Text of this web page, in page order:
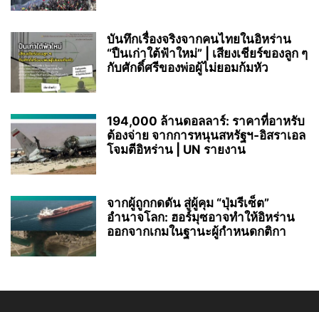
บันทึกเรื่องจริงจากคนไทยในอิหร่าน
“ปืนเก่าใต้ฟ้าใหม่” | เสียงเชียร์ของลูก ๆ
กับศักดิ์ศรีของพ่อผู้ไม่ยอมก้มหัว
194,000 ล้านดอลลาร์: ราคาที่อาหรับ
ต้องจ่าย จากการหนุนสหรัฐฯ‑อิสราเอล
โจมตีอิหร่าน | UN รายงาน
จากผู้ถูกกดดัน สู่ผู้คุม “ปุ่มรีเซ็ต”
อำนาจโลก: ฮอร์มุซอาจทำให้อิหร่าน
ออกจากเกมในฐานะผู้กำหนดกติกา